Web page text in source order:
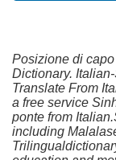
Posizione di
Dictionary.
Translate From
a free service
ponte from
including